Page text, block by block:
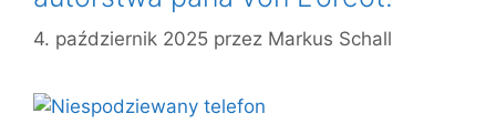
4. październik 2025 przez Markus Schall